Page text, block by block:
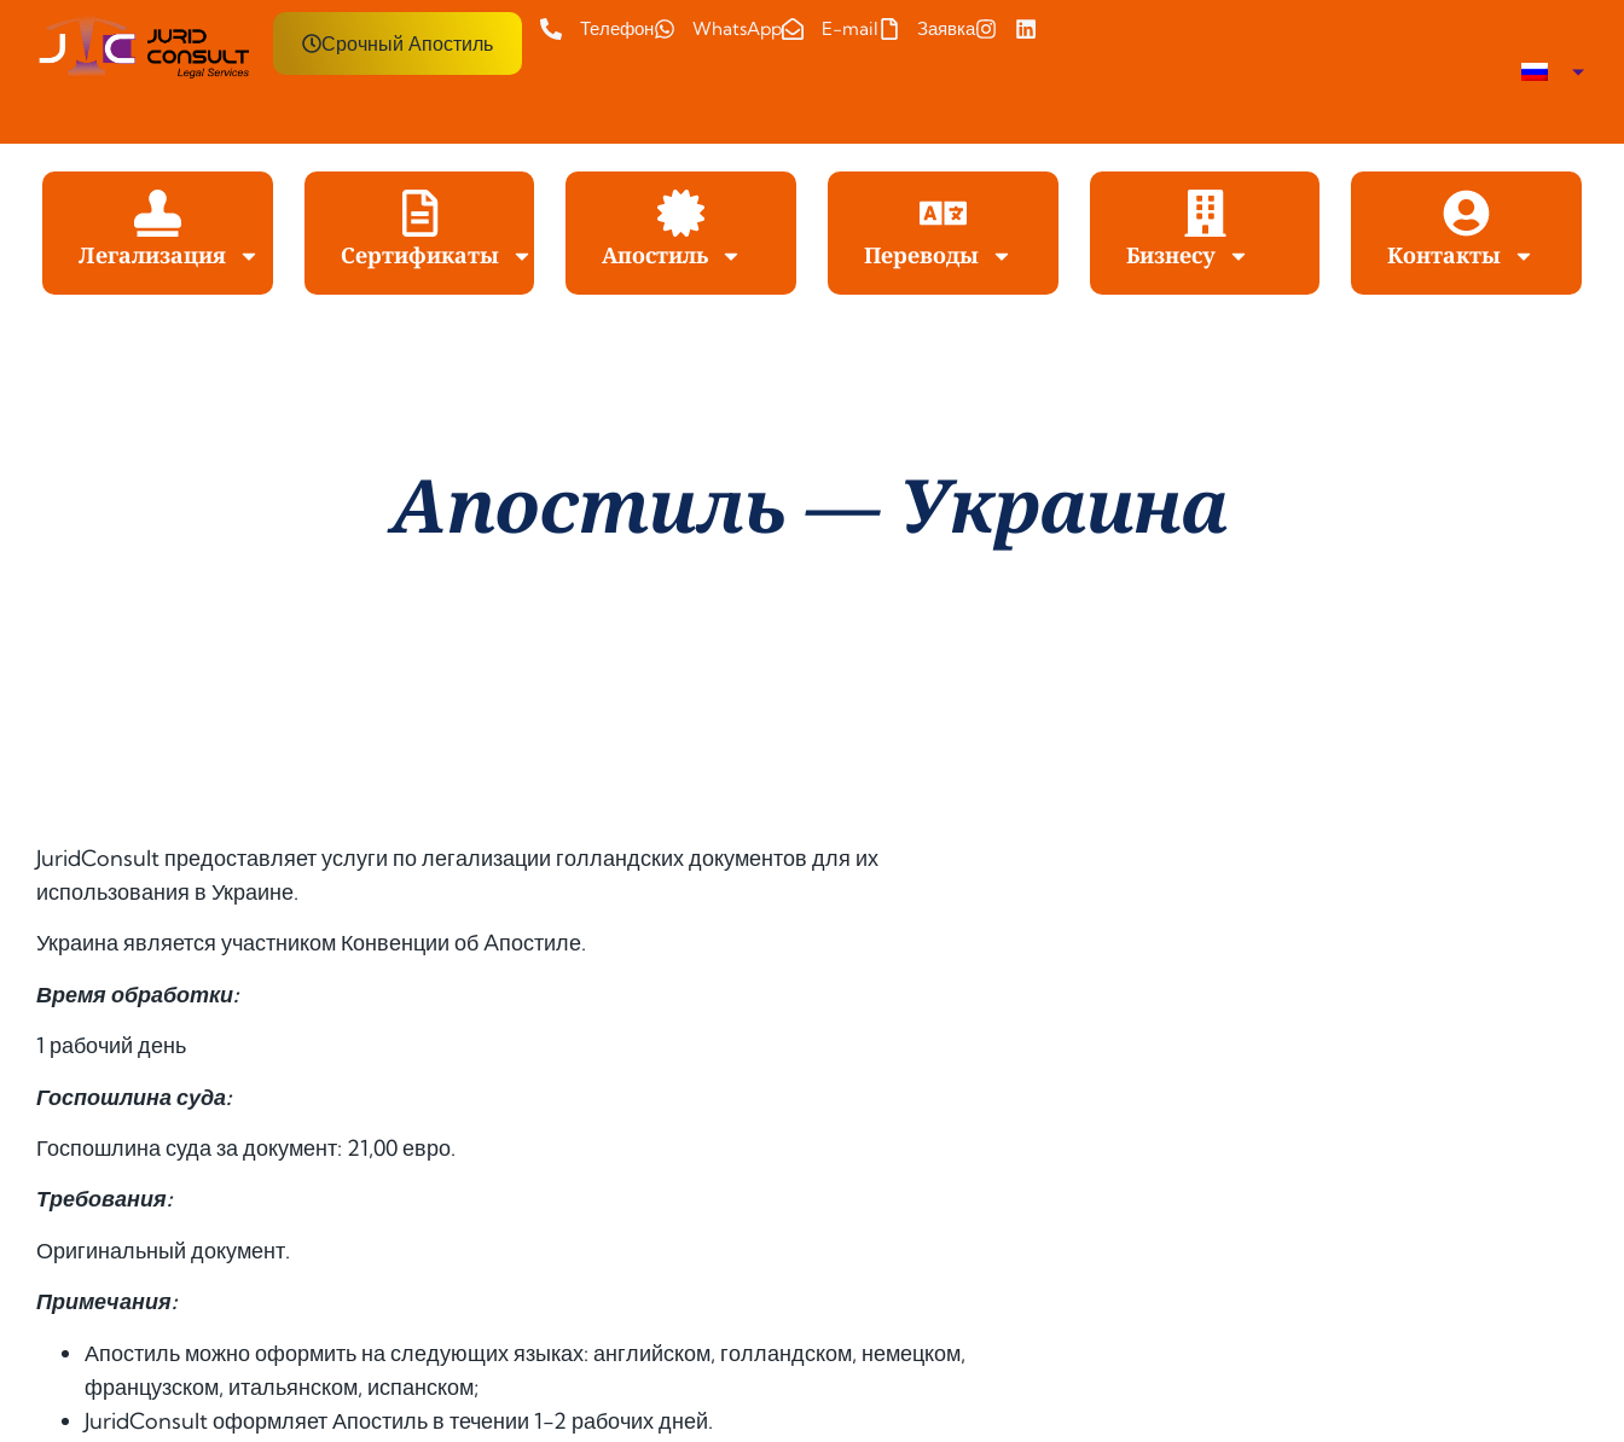
Срочный Апостиль
Телефон WhatsApp E-mail Заявка
Легализация Сертификаты Апостиль Переводы Бизнесу Контакты
Апостиль — Украина
JuridConsult предоставляет услуги по легализации голландских документов для их
использования в Украине.
Украина является участником Конвенции об Aпостиле.
Время обработки:
1 рабочий день
Госпошлина суда:
Госпошлина суда за документ: 21,00 евро.
Требования:
Оригинальный документ.
Примечания:
Апостиль можно оформить на следующих языках: английском, голландском, немецком,
французском, итальянском, испанском;
JuridConsult оформляет Апостиль в течении 1-2 рабочих дней.